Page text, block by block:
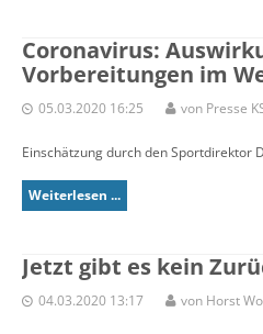
Coronavirus:
Vorbereitungen im
05.03.2020 16:25 von Presse
Einschätzung durch den Sportdirektor
Weiterlesen ...
Jetzt gibt es kein
04.03.2020 13:17 von Horst